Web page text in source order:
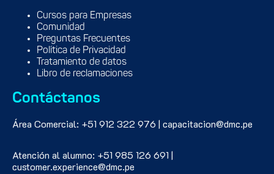
Cursos para Empresas
Comunidad
Preguntas Frecuentes
Política de Privacidad
Tratamiento de datos
Libro de reclamaciones
Contáctanos
Área Comercial: +51 912 322 976 | capacitacion@dmc.pe
Atención al alumno: +51 985 126 691 |
customer.experience@dmc.pe